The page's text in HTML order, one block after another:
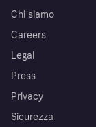
Chi siamo
Careers
Legal
Press
Privacy
Sicurezza